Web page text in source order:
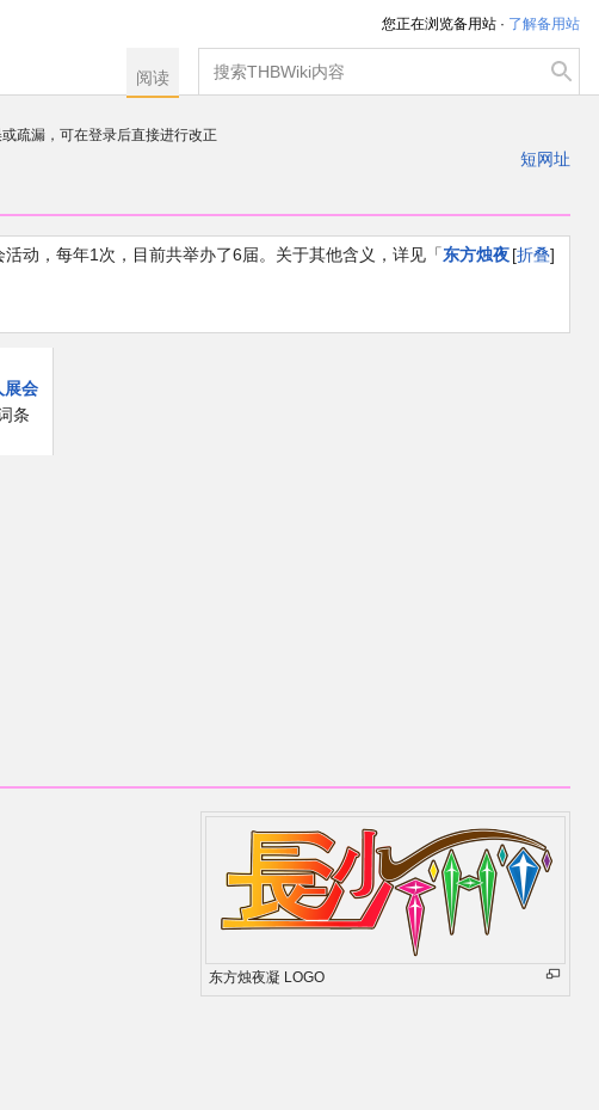
疏漏，可在登录后直接进行改正
短网址
折叠
动，每年1次，目前共举办了6届。关于其他含义，详见「东方烛夜
展会
条
东方烛夜凝 LOGO
您正在浏览备用站 · 了解备用站
阅读
搜
索